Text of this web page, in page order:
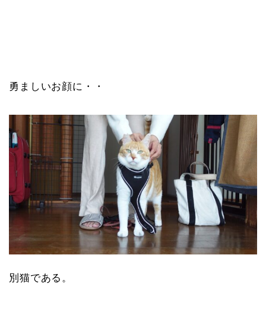
勇ましいお顔に・・
別猫である。